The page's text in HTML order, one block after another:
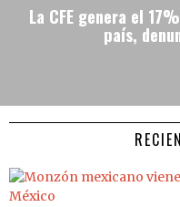
La CFE genera el
país,